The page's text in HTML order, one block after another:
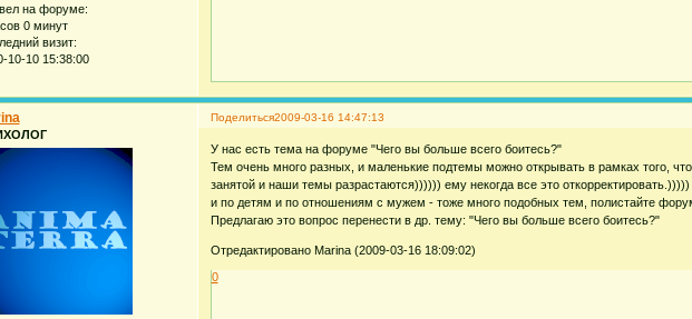
на форуме:
0 минут
визит:
10-10 15:38:00
Поделиться2009-03-16 14:47:13
У нас есть тема на форуме "Чего вы больше всего боитесь?"
Тем очень много разных, и маленькие подтемы можно открывать в рамках того,
занятой и наши темы разрастаются)))))) ему некогда все это откорректировать.)))))
и по детям и по отношениям с мужем - тоже много подобных тем, полистайте
Предлагаю это вопрос перенести в др. тему: "Чего вы больше всего боитесь?"
Отредактировано Marina (2009-03-16 18:09:02)
0